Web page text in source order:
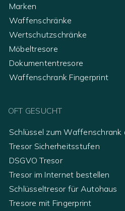
Marken
Waffenschränke
Wertschutzschränke
Möbeltresore
Dokumententresore
Waffenschrank Fingerprint
OFT GESUCHT
Schlüssel zum
Tresor Sicherheitsstufen
DSGVO Tresor
Tresor im Internet bestellen
Schlüsseltresor für Autohaus
Tresore mit Fingerprint